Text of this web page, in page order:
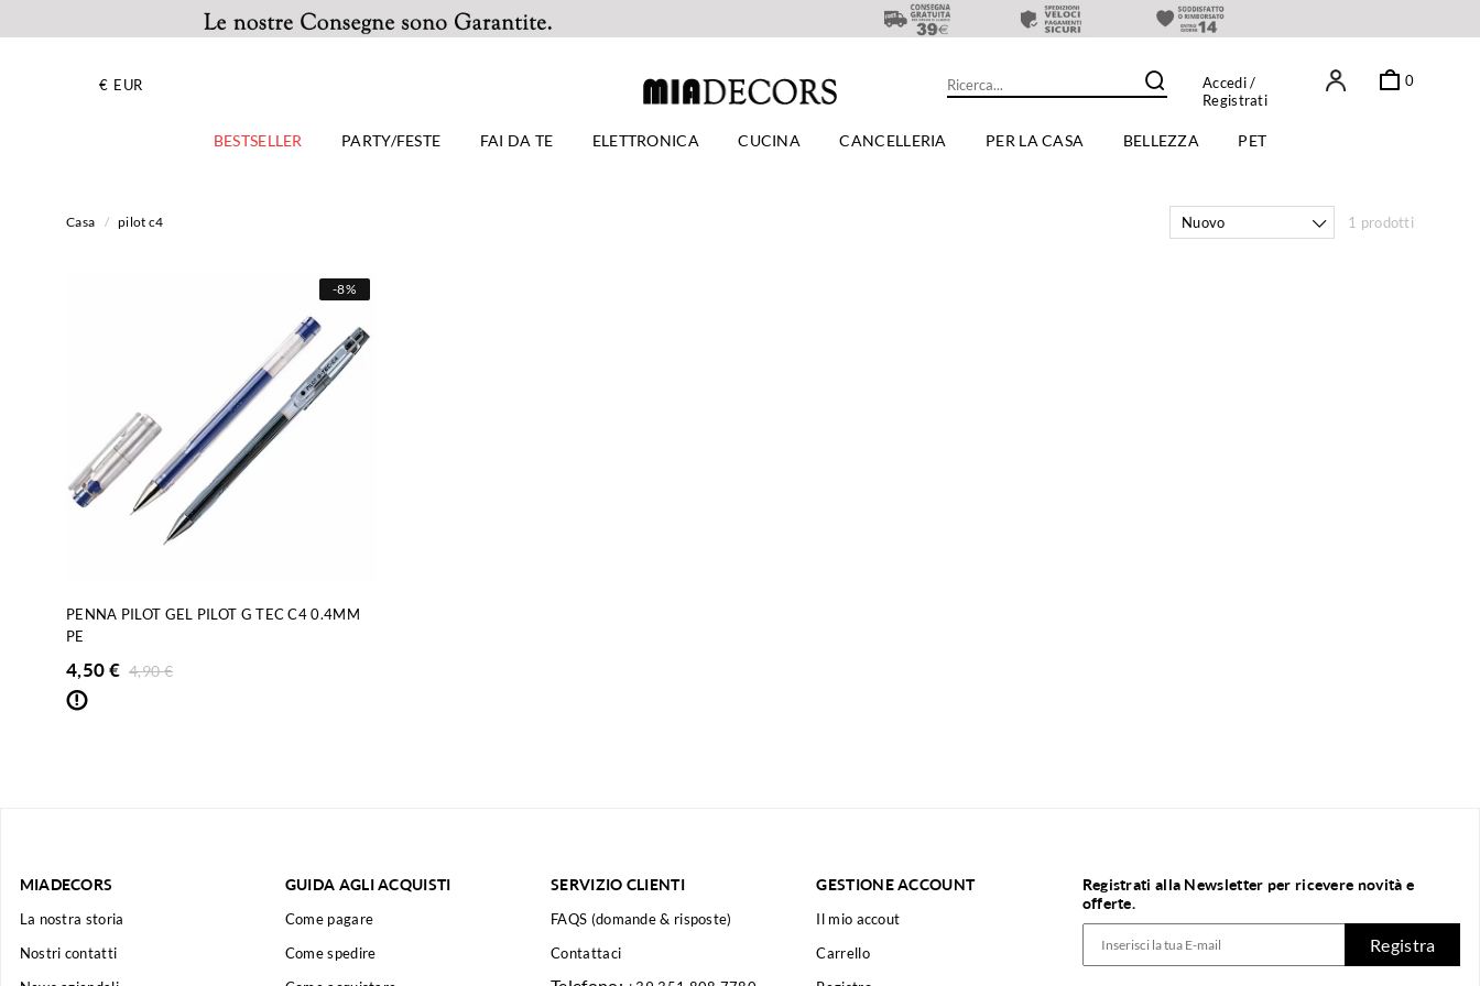
€ EUR Accedi /
Registrati
0
BESTSELLER PARTY/FESTE FAI DA TE ELETTRONICA CUCINA CANCELLERIA PER LA CASA BELLEZZA PET
Casa / pilot c4 Nuovo 1 prodotti
-8%
PENNA PILOT GEL PILOT G TEC C4 0.4MM
PE
4,50€ 4,90€
MIADECORS
La nostra storia
Nostri contatti
GUIDA AGLI ACQUISTI
Come pagare
Come spedire
SERVIZIO CLIENTI
FAQS (domande & risposte)
Contattaci
GESTIONE ACCOUNT
Il mio accout
Carrello
Registrati alla Newsletter per ricevere novità e
offerte.
Registra